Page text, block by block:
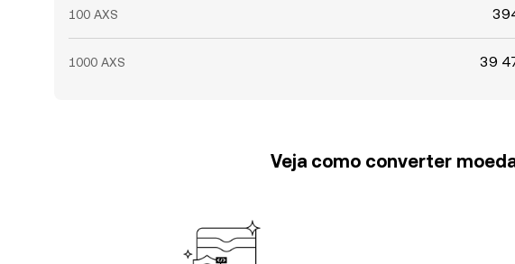
100 AXS
1000 AXS 39
Veja como converter